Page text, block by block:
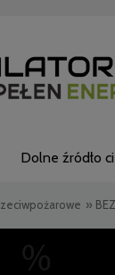
Dolne źródło
»